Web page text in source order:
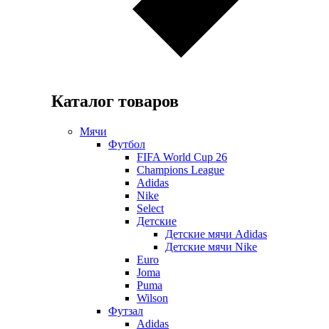
Каталог товаров
Мячи
Футбол
FIFA World Cup 26
Champions League
Adidas
Nike
Select
Детские
Детские мячи Adidas
Детские мячи Nike
Euro
Joma
Puma
Wilson
Футзал
Adidas